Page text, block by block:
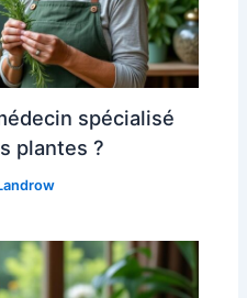
spécialisé
plantes ?